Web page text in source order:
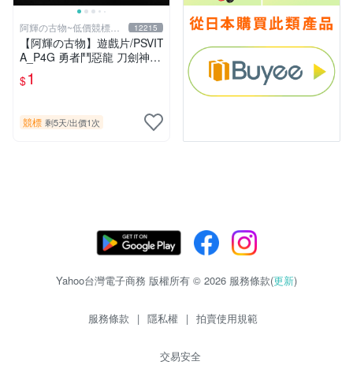
阿輝の古物~低價競標五
六日結標
12215
【阿輝の古物】遊戲片/PSVIT
A_P4G 勇者鬥惡龍 刀劍神域
一批合售_1元起標無底價_#F
31
$1
競標 剩5天/出價1次
Yahoo台灣電子商務 版權所有 © 2026 服務條款(更新)
服務條款 | 隱私權 | 拍賣使用規範
交易安全